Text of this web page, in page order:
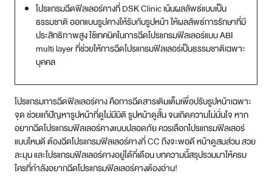
สาขา บางนา
สาขา CDC
สาขา นครปฐม
ไทย
โปรแกรมฉีดฟิลเลอร์คางที่ DSK Clinic เน้นผลลัพธ์แบบเป็น
ธรรมชาติ ออกแบบรูปคางให้รับกับรูปหน้า ให้ผลลัพธ์การรักษาที่มี
ประสิทธิภาพสูง ใช้เทคนิคในการฉีดโปรแกรมฟิลเลอร์แบบ ABI
multi layer ที่ช่วยให้การฉีดโปรแกรมฟิลเลอร์เป็นธรรมชาติเฉพาะ
บุคคล
โปรแกรมการฉีดฟิลเลอร์คาง คือการฉีดสารเติมเต็มเพื่อปรับรูปหน้าเฉพาะ
จุด ช่วยแก้ปัญหารูปหน้าที่ดูไม่มีมิติ รูปหน้าดูสั้น จนเกิดความไม่มั่นใจ หาก
อยากฉีดโปรแกรมฟิลเลอร์คางแบบปลอดภัย ควรเลือกโปรแกรมฟิลเลอร์
แบบไหนดี ต้องฉีดโปรแกรมฟิลเลอร์คางกี่ CC ถึงจะพอดี หน้าดูสมส่วน สวย
ละมุน และโปรแกรมฟิลเลอร์คางอยู่ได้กี่เดือน บทความนี้สรุปรวมมาให้ครบ
ใครที่กำลังอยากฉีดโปรแกรมฟิลเลอร์คางต้องอ่าน!